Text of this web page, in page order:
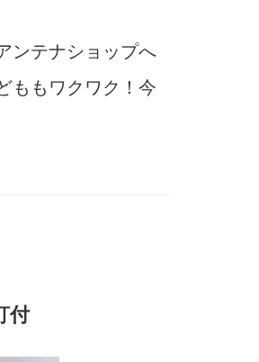
ンテナショップへ
ももワクワク！今
付